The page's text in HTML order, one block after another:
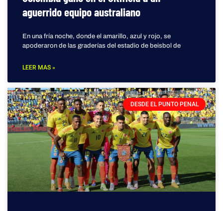
aguerrido equipo australiano
En una fría noche, donde el amarillo, azul y rojo, se
apoderaron de las graderías del estadio de beisbol de
LEER MAS »
DESDE EL PUNTO PENAL